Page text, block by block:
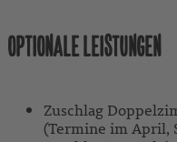
OPTIONALE LEISTUNGEN
Zuschlag
(Termine im April,